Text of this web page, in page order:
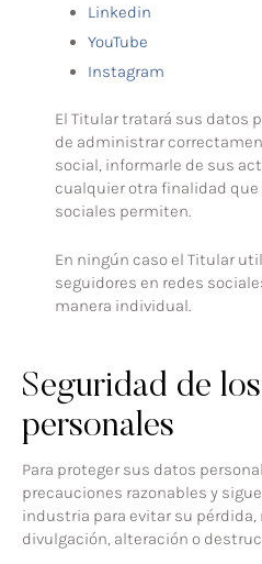
Linkedin
YouTube
Instagram
El Titular tratará sus datos
de administrar
social, informarle de sus
cualquier otra finalidad
sociales permiten.
En ningún caso el Titular
seguidores en redes
manera individual.
Seguridad de
personales
Para proteger sus datos
precauciones razonables y
industria para evitar su
divulgación, alteración o